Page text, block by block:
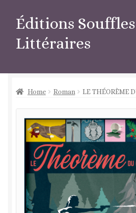
Aller
à
la
Aller
au
contenu
Éditions Souffles
Littéraires
Home Roman LE THÉORÈME